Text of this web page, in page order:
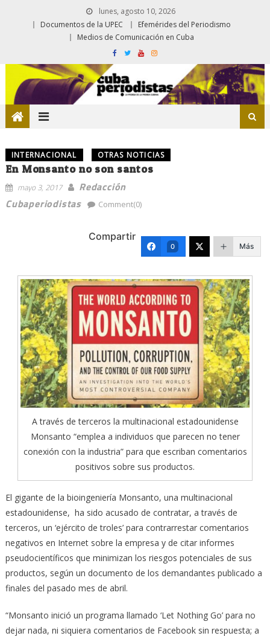
lunes, agosto 10, 2026
Documentos de la UPEC
Efemérides del Periodismo
Medios de Comunicación en Cuba
INTERNACIONAL OTRAS NOTICIAS
En Monsanto no son santos
mayo 3, 2017
Redacción
Cubaperiodistas
Comment(0)
Compartir
0 Más
A través de terceros la multinacional estadounidense
Monsanto “emplea a individuos que parecen no tener
conexión con la industria” para que escriban comentarios
positivos sobre sus productos.
El gigante de la bioingeniería Monsanto, una multinacional
estadounidense, ha sido acusado de contratar, a través de
terceros, un ‘ejército de troles’ para contrarrestar comentarios
negativos en Internet sobre la empresa y de citar informes
pseudocientíficos que minimizan los riesgos potenciales de sus
productos, según un documento de los demandantes publicado a
finales del pasado mes de abril.
“Monsanto inició un programa llamado ‘Let Nothing Go’ para no
dejar nada, ni siquiera comentarios de Facebook sin respuesta; a